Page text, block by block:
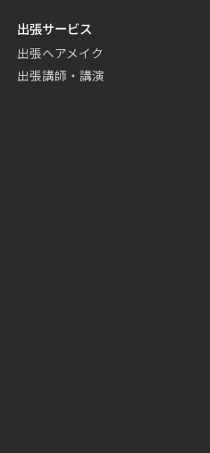
出張サービス
出張ヘアメイク
出張講師・講演